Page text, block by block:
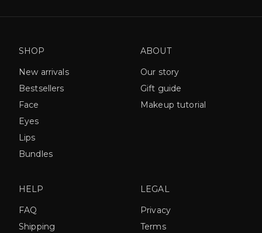
SHOP
New arrivals
Bestsellers
Face
Eyes
Lips
Bundles
ABOUT
Our story
Gift guide
Makeup tutorial
HELP
FAQ
Shipping
LEGAL
Privacy
Terms